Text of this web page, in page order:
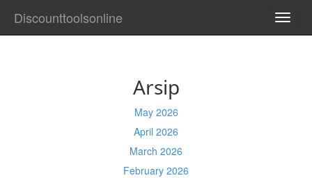
Discounttoolsonline
Arsip
May 2026
April 2026
March 2026
February 2026